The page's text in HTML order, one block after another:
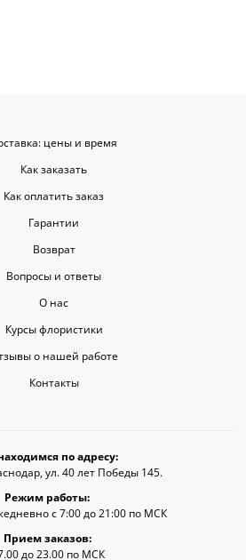
цены и время
Как заказать
Как оплатить заказ
Гарантии
Возврат
Вопросы и ответы
О нас
Курсы флористики
о нашей работе
Контакты
по адресу:
ул. 40 лет Победы 145.
Режим работы:
с 7:00 до 21:00 по МСК
Прием заказов:
до 23.00 по МСК